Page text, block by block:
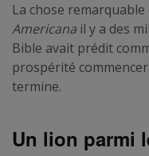
La chose
Americana il y a des
Bible avait prédit
prospérité
termine.
Un lion parmi